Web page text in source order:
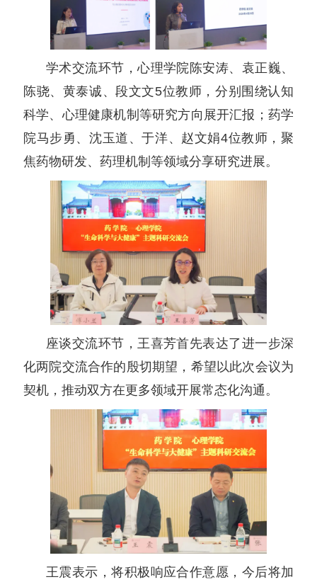
学术交流环节，心理学院陈安涛、袁正巍、
陈骁、黄泰诚、段文文5位教师，分别围绕认知
科学、心理健康机制等研究方向展开汇报；药学
院马步勇、沈玉道、于洋、赵文娟4位教师，聚
焦药物研发、药理机制等领域分享研究进展。
座谈交流环节，王喜芳首先表达了进一步深
化两院交流合作的殷切期望，希望以此次会议为
契机，推动双方在更多领域开展常态化沟通。
王震表示，将积极响应合作意愿，今后将加